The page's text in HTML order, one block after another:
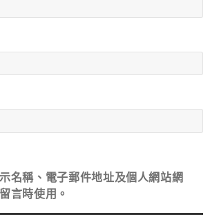
名稱、電子郵件地址及個人網站網
言時使用。